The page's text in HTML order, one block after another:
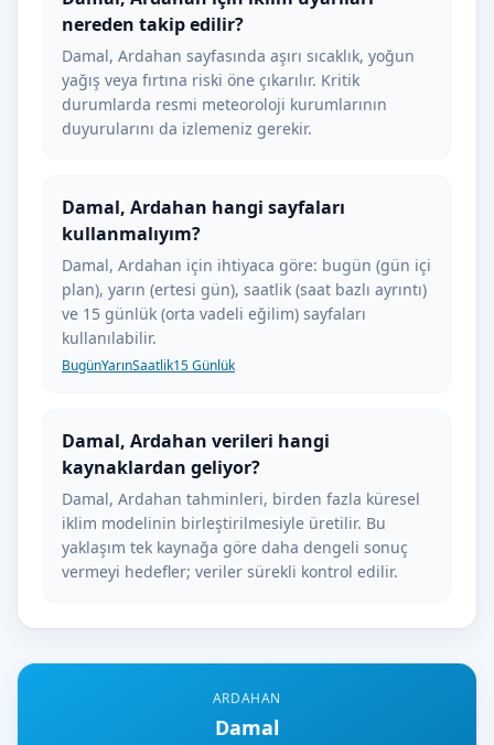
ARDAHAN
Damal
nereden takip edilir?
Damal, Ardahan sayfasında aşırı sıcaklık, yoğun
yağış veya fırtına riski öne çıkarılır. Kritik
durumlarda resmi meteoroloji kurumlarının
duyurularını da izlemeniz gerekir.
Damal, Ardahan hangi sayfaları
kullanmalıyım?
Damal, Ardahan için ihtiyaca göre: bugün (gün içi
plan), yarın (ertesi gün), saatlik (saat bazlı ayrıntı)
ve 15 günlük (orta vadeli eğilim) sayfaları
kullanılabilir.
BugünYarınSaatlik15 Günlük
Damal, Ardahan verileri hangi
kaynaklardan geliyor?
Damal, Ardahan tahminleri, birden fazla küresel
iklim modelinin birleştirilmesiyle üretilir. Bu
yaklaşım tek kaynağa göre daha dengeli sonuç
vermeyi hedefler; veriler sürekli kontrol edilir.